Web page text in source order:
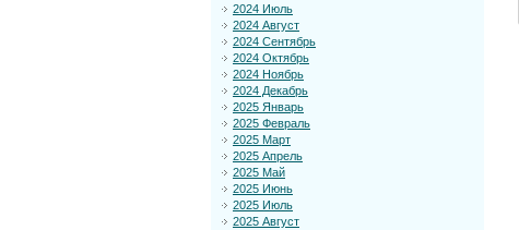
2024 Июль
2024 Август
2024 Сентябрь
2024 Октябрь
2024 Ноябрь
2024 Декабрь
2025 Январь
2025 Февраль
2025 Март
2025 Апрель
2025 Май
2025 Июнь
2025 Июль
2025 Август